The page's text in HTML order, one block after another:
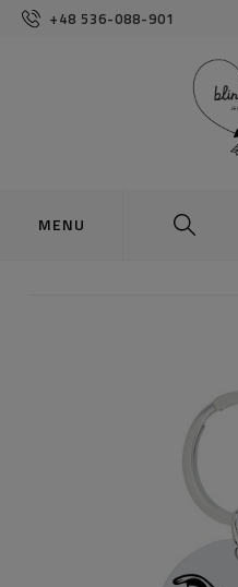
+48 536-088-901